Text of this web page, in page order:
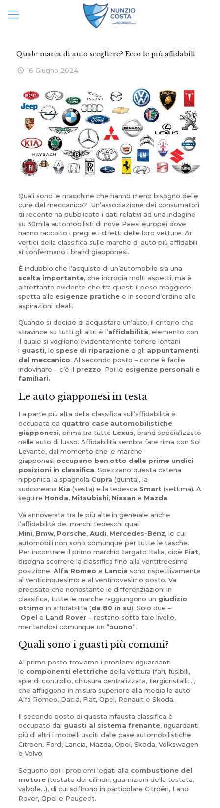
Quale marca di auto scegliere? Ecco le più affidabili
16 Giugno 2024
Quali sono le macchine che hanno meno bisogno delle
cure del meccanico? Un’associazione dei consumatori
di recente ha pubblicato i dati relativi ad una indagine
su 30mila automobilisti di nove Paesi europei dove
hanno raccolto i pregi e i difetti delle loro vetture. Ai
vertici della classifica sulle marche di auto più affidabili
si confermano i brand giapponesi.
È indubbio che l’acquisto di un’automobile sia una
scelta importante, che incrocia molti aspetti, ma è
altrettanto evidente che tra questi il peso maggiore
spetta alle esigenze pratiche e in second’ordine alle
aspirazioni ideali.
Quando si decide di acquistare un’auto, il criterio che
stravince su tutti gli altri è l’affidabilità, elemento con
il quale si vogliono evidentemente tenere lontani
i guasti, le spese di riparazionee gli appuntamenti
dal meccanico. Al secondo posto – come è facile
indovinare – c’è il prezzo. Poi le esigenze personali e
familiari.
Le auto giapponesi in testa
La parte più alta della classifica sull’affidabilità è
occupata da quattro case automobilistiche
giapponesi, prima tra tutte Lexus, brand specializzato
nelle auto di lusso. Affidabilità sembra fare rima con Sol
Levante, dal momento che le marche
giapponesi occupano ben otto delle prime undici
posizioni in classifica. Spezzano questa catena
nipponica la spagnola Cupra (quinta), la
sudcoreana Kia (sesta) e la tedesca Smart (settima). A
seguire Honda, Mitsubishi, Nissan e Mazda.
Va annoverata tra le più alte in generale anche
l’affidabilità dei marchi tedeschi quali
Mini, Bmw, Porsche, Audi, Mercedes-Benz, le cui
automobili non sono comunque per tutte le tasche.
Per incontrare il primo marchio targato Italia, cioè Fiat,
bisogna scorrere la classifica fino alla ventitreesima
posizione. Alfa Romeo e Lancia sono rispettivamente
al venticinquesimo e al ventinovesimo posto. Va
precisato che nonostante le differenziazioni in
classifica, tutte le marche raggiungono un giudizio
ottimo in affidabilità (da 80 in su). Solo due –
Opel e Land Rover– restano sotto tale livello,
meritandosi comunque un “buono”.
Quali sono i guasti più comuni?
Al primo posto troviamo i problemi riguardanti
le componenti elettrichedella vettura (fari, fusibili,
spie di controllo, chiusura centralizzata, tergicristalli…),
che affliggono in misura superiore alla media le auto
Alfa Romeo, Dacia, Fiat, Opel, Renault e Skoda.
Il secondo posto di questa infausta classifica è
occupato dai guasti al sistema frenante, riguardanti
più di altri i modelli usciti dalle case automobilistiche
Citroën, Ford, Lancia, Mazda, Opel, Skoda, Volkswagen
e Volvo.
Seguono poi i problemi legati alla combustione del
motore(testate dei cilindri, guarnizioni della testata,
valvole…), di cui soffrono in particolare Citroën, Land
Rover, Opel e Peugeot.